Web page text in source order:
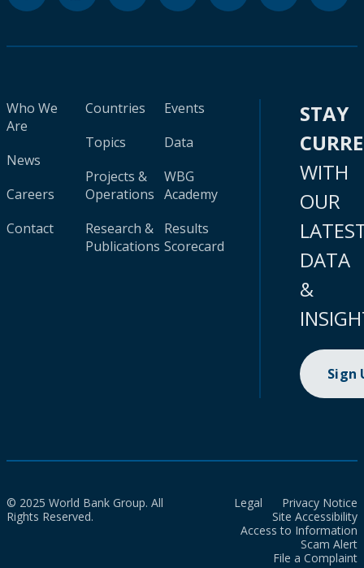
Who We
Are
News
Careers
Contact
Countries
Topics
Projects &
Operations
Research &
Publications
Events
Data
WBG
Academy
Results
Scorecard
STAY
WITH
OUR
DATA
&
Sign
© 2025 World Bank Group. All
Rights Reserved.
Legal
Privacy Notice
Site Accessibility
Access to Information
Scam Alert
File a Complaint